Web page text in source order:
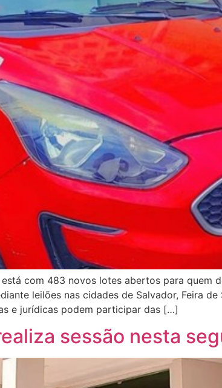
com 483 novos lotes abertos para quem
leilões nas cidades de Salvador, Feira
e jurídicas podem participar das […]
sessão nesta